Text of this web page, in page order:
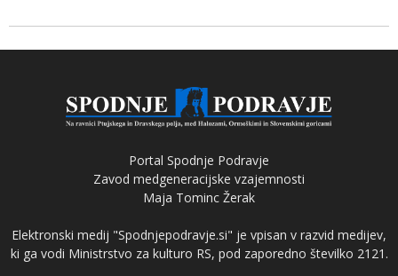
Portal Spodnje Podravje
Zavod medgeneracijske vzajemnosti
Maja Tominc Žerak
Elektronski medij "Spodnjepodravje.si" je vpisan v razvid medijev,
ki ga vodi Ministrstvo za kulturo RS, pod zaporedno številko 2121.